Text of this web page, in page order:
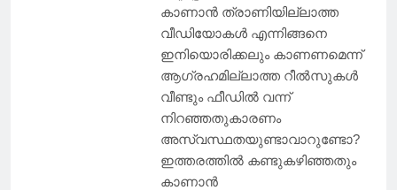
കാണാന്‍ ത്രാണിയില്ലാത്ത
വീഡിയോകള്‍ എന്നിങ്ങനെ
ഇനിയൊരിക്കലും കാണണമെന്ന്
ആഗ്രഹമില്ലാത്ത റീല്‍സുകള്‍
വീണ്ടും ഫീഡില്‍ വന്ന്
നിറഞ്ഞതുകാരണം
അസ്വസ്ഥതയുണ്ടാവാറുണ്ടോ?
ഇത്തരത്തില്‍ കണ്ടുകഴിഞ്ഞതും
കാണാന്‍